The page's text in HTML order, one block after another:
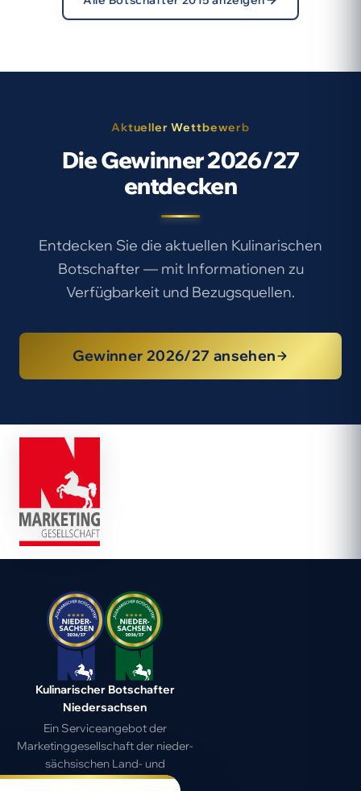
Aktueller Wettbewerb
Die Gewinner 2026/27
entdecken
Entdecken Sie die aktuellen Kulinarischen
Botschafter — mit Informationen zu
Verfügbarkeit und Bezugsquellen.
Gewinner 2026/27 ansehen
Kulinarischer Botschafter
Niedersachsen
Ein Serviceangebot der
Marketing­gesell­schaft der nieder­
sächsischen Land- und
Ernährungs­wirtschaft